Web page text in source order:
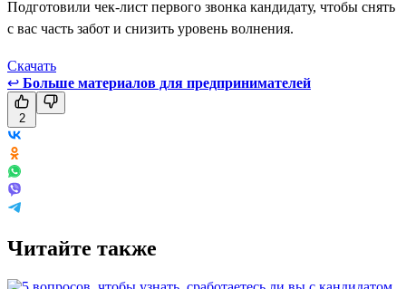
Подготовили чек-лист первого звонка кандидату, чтобы снять
с вас часть забот и снизить уровень волнения.
Скачать
↩ Больше материалов для предпринимателей
2
Читайте также